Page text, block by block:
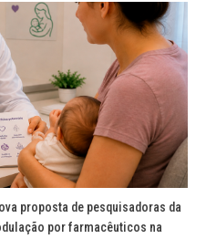
proposta de pesquisadoras da
por farmacêuticos na